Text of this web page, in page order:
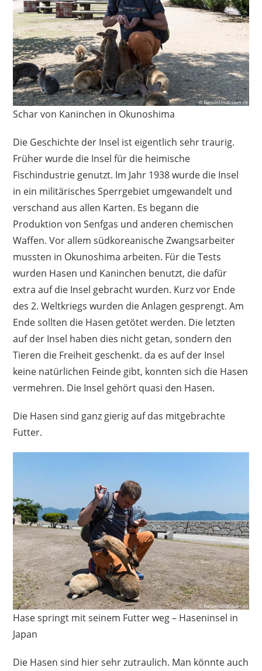
Schar von Kaninchen in Okunoshima
Die Geschichte der Insel ist eigentlich sehr traurig.
Früher wurde die Insel für die heimische
Fischindustrie genutzt. Im Jahr 1938 wurde die Insel
in ein militärisches Sperrgebiet umgewandelt und
verschand aus allen Karten. Es begann die
Produktion von Senfgas und anderen chemischen
Waffen. Vor allem südkoreanische Zwangsarbeiter
mussten in Okunoshima arbeiten. Für die Tests
wurden Hasen und Kaninchen benutzt, die dafür
extra auf die Insel gebracht wurden. Kurz vor Ende
des 2. Weltkriegs wurden die Anlagen gesprengt. Am
Ende sollten die Hasen getötet werden. Die letzten
auf der Insel haben dies nicht getan, sondern den
Tieren die Freiheit geschenkt. da es auf der Insel
keine natürlichen Feinde gibt, konnten sich die Hasen
vermehren. Die Insel gehört quasi den Hasen.
Die Hasen sind ganz gierig auf das mitgebrachte
Futter.
Hase springt mit seinem Futter weg – Haseninsel in
Japan
Die Hasen sind hier sehr zutraulich. Man könnte auch